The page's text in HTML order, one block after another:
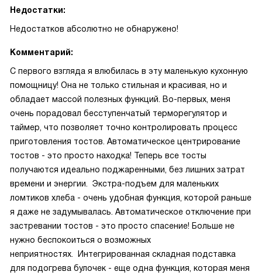
Недостатки:
Недостатков абсолютно не обнаружено!
Комментарий:
С первого взгляда я влюбилась в эту маленькую кухонную
помощницу! Она не только стильная и красивая, но и
обладает массой полезных функций. Во-первых, меня
очень порадовал бесступенчатый терморегулятор и
таймер, что позволяет точно контролировать процесс
приготовления тостов. Автоматическое центрирование
тостов - это просто находка! Теперь все тосты
получаются идеально поджаренными, без лишних затрат
времени и энергии. Экстра-подъем для маленьких
ломтиков хлеба - очень удобная функция, которой раньше
я даже не задумывалась. Автоматическое отключение при
застревании тостов - это просто спасение! Больше не
нужно беспокоиться о возможных
неприятностях. Интегрированная складная подставка
для подогрева булочек - еще одна функция, которая меня